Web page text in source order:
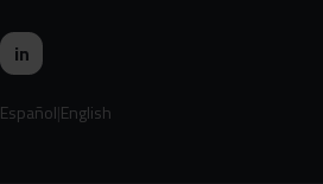
in
Español English